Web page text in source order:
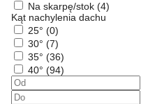
Na skarpę/stok (4)
Kąt nachylenia dachu
25° (0)
30° (7)
35° (36)
40° (94)